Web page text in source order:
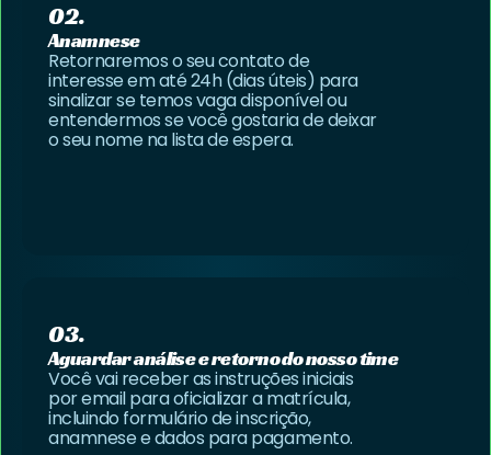
02.
Anamnese
Retornaremos o seu contato de
interesse em até 24h (dias úteis) para
sinalizar se temos vaga disponível ou
entendermos se você gostaria de deixar
o seu nome na lista de espera.
03.
Aguardar análise e retorno do nosso time
Você vai receber as instruções iniciais
por email para oficializar a matrícula,
incluindo formulário de inscrição,
anamnese e dados para pagamento.